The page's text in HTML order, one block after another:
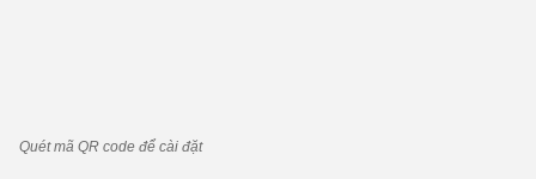
Quét mã QR code để cài đặt